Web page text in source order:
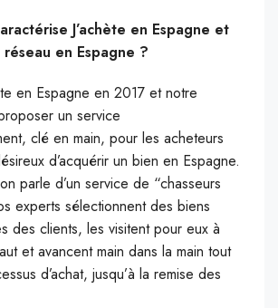
J’achète en Espagne et
en Espagne ?
en Espagne en 2017 et notre
un service
clé en main, pour les acheteurs
d’acquérir un bien en Espagne.
parle d’un service de “chasseurs
experts sélectionnent des biens
des clients, les visitent pour eux à
et avancent main dans la main tout
d’achat, jusqu’à la remise des